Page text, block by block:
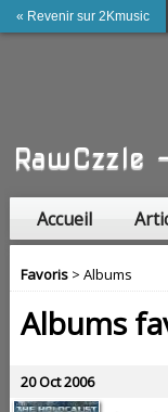
« Revenir sur 2Kmusic
RawCzzle
Accueil
Amis
Favoris > Albums
Albums
20 Oct 2006